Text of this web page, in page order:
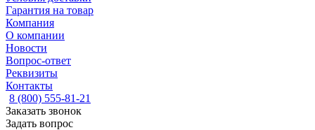
Гарантия на товар
Компания
О компании
Новости
Вопрос-ответ
Реквизиты
Контакты
8 (800) 555-81-21
Заказать звонок
Задать вопрос